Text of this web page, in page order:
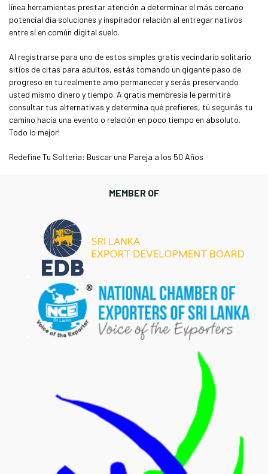
línea herramientas prestar atención a determinar el más cercano
potencial día soluciones y inspirador relación al entregar nativos
entre sí en común digital suelo.
Al registrarse para uno de estos simples gratis vecindario solitario
sitios de citas para adultos, estás tomando un gigante paso de
progreso en tu realmente amo permanecer y serás preservando
usted mismo dinero y tiempo. A gratis membresía le permitirá
consultar tus alternativas y determina qué prefieres, tú seguirás tu
camino hacia una evento o relación en poco tiempo en absoluto.
Todo lo mejor!
Redefine Tu Soltería: Buscar una Pareja a los 50 Años
MEMBER OF